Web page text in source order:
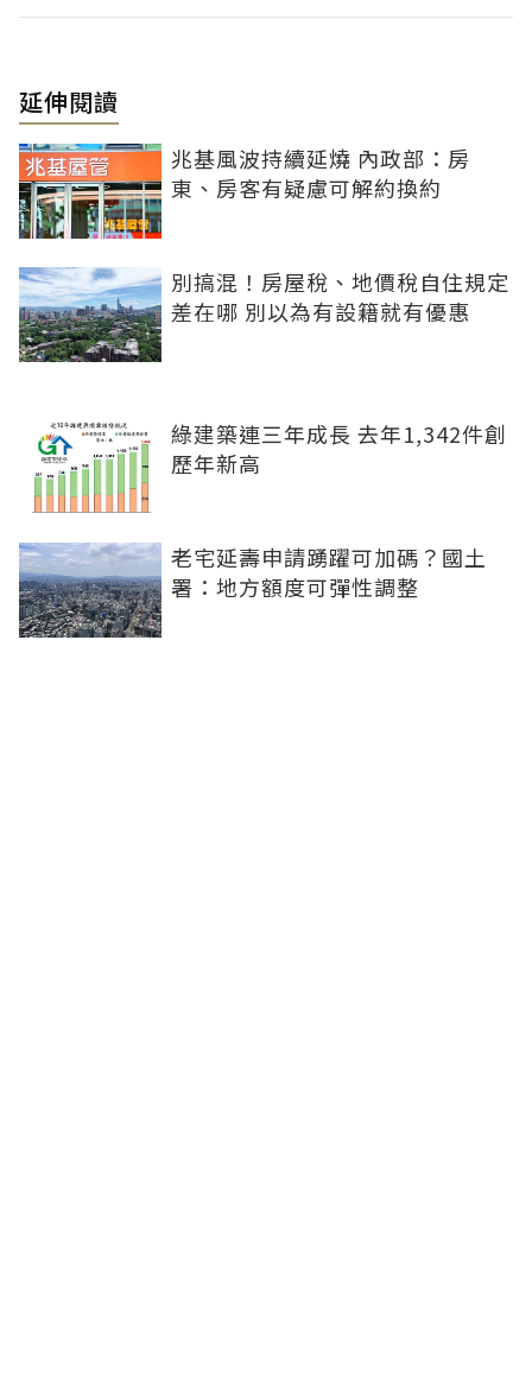
延伸閱讀
兆基風波持續延燒 內政部：房
東、房客有疑慮可解約換約
別搞混！房屋稅、地價稅自住規定
差在哪 別以為有設籍就有優惠
綠建築連三年成長 去年1,342件創
歷年新高
老宅延壽申請踴躍可加碼？國土
署：地方額度可彈性調整